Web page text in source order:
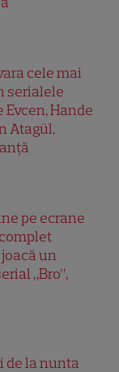
cele mai
serialele
Hande
Atagül,
pe ecrane
un
„Bro”,
de la nunta